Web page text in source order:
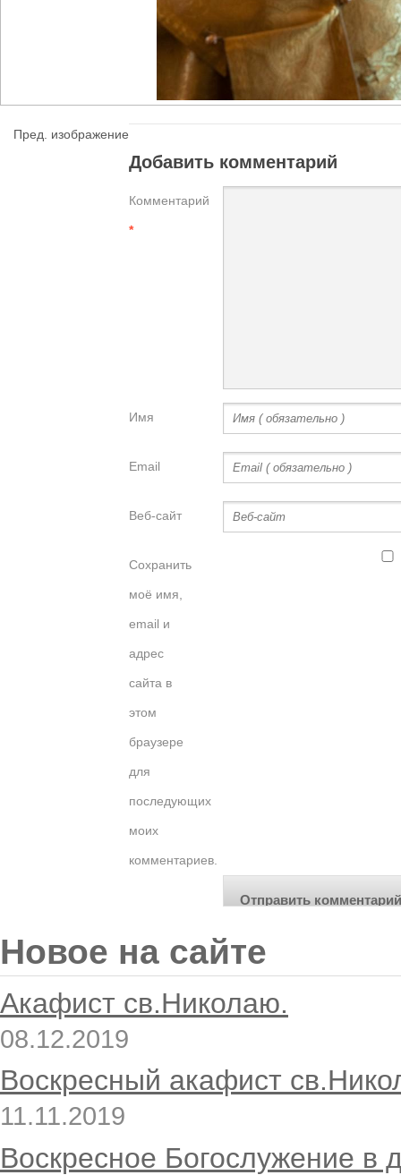
Пред. изображение
Добавить комментарий
Комментарий
*
Имя
Email
Веб-сайт
Сохранить
моё имя,
email и
адрес
сайта в
этом
браузере
для
последующих
моих
комментариев.
Новое на сайте
Акафист св.Николаю.
08.12.2019
Воскресный акафист
11.11.2019
Воскресное Богослужение в